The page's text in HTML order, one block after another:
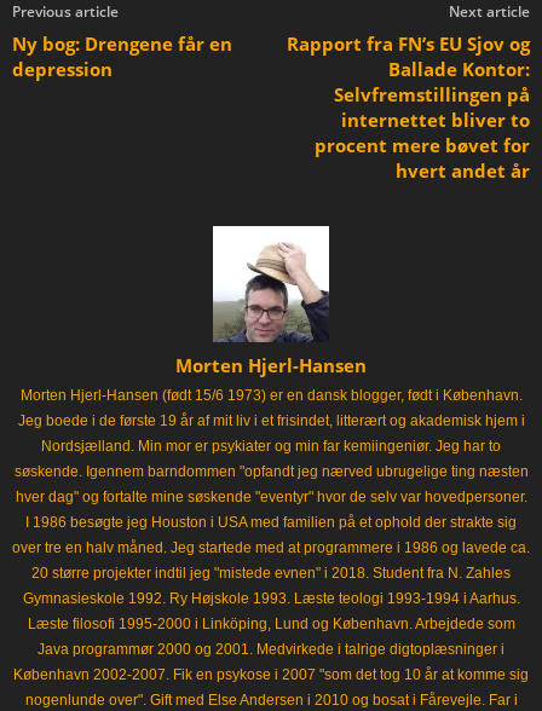
Previous article
Ny bog: Drengene får en
depression
Next article
Rapport fra FN’s EU Sjov og
Ballade Kontor:
Selvfremstillingen på
internettet bliver to
procent mere bøvet for
hvert andet år
Morten Hjerl-Hansen
Morten Hjerl-Hansen (født 15/6 1973) er en dansk blogger, født i København.
Jeg boede i de første 19 år af mit liv i et frisindet, litterært og akademisk hjem i
Nordsjælland. Min mor er psykiater og min far kemiingeniør. Jeg har to
søskende. Igennem barndommen "opfandt jeg nærved ubrugelige ting næsten
hver dag" og fortalte mine søskende "eventyr" hvor de selv var hovedpersoner.
I 1986 besøgte jeg Houston i USA med familien på et ophold der strakte sig
over tre en halv måned. Jeg startede med at programmere i 1986 og lavede ca.
20 større projekter indtil jeg "mistede evnen" i 2018. Student fra N. Zahles
Gymnasieskole 1992. Ry Højskole 1993. Læste teologi 1993-1994 i Aarhus.
Læste filosofi 1995-2000 i Linköping, Lund og København. Arbejdede som
Java programmør 2000 og 2001. Medvirkede i talrige digtoplæsninger i
København 2002-2007. Fik en psykose i 2007 "som det tog 10 år at komme sig
nogenlunde over". Gift med Else Andersen i 2010 og bosat i Fårevejle. Far i